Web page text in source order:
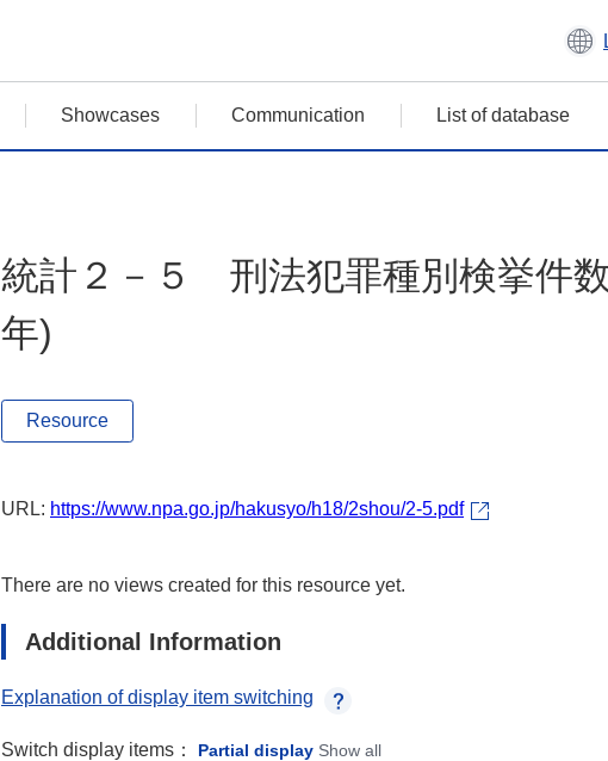
Showcases Communication List of database
統計２－５ 刑法犯罪種別検挙件
年)
Resource
URL: https://www.npa.go.jp/hakusyo/h18/2shou/2-5.pdf
There are no views created for this resource yet.
Additional Information
Explanation of display item switching
Switch display items： Partial display Show all